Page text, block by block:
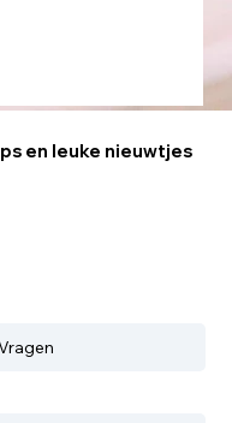
en leuke nieuwtjes